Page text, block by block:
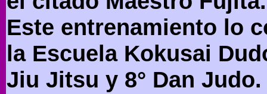
Este entrenamiento lo
la Escuela Kokusai
Jiu Jitsu y 8° Dan Judo.